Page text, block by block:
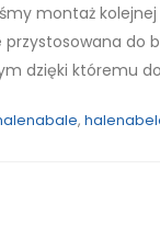
montaż
przystosowana
dzięki któremu
,